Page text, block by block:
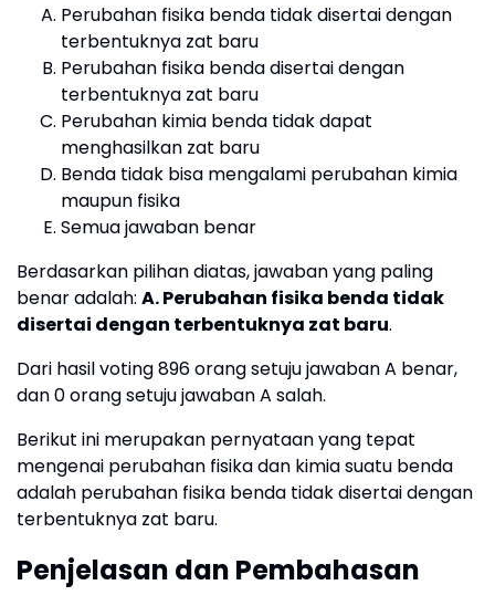
Perubahan fisika benda tidak disertai dengan
terbentuknya zat baru
Perubahan fisika benda disertai dengan
terbentuknya zat baru
Perubahan kimia benda tidak dapat
menghasilkan zat baru
Benda tidak bisa mengalami perubahan kimia
maupun fisika
Semua jawaban benar
Berdasarkan pilihan diatas, jawaban yang paling
benar adalah: A. Perubahan fisika benda tidak
disertai dengan terbentuknya zat baru.
Dari hasil voting 896 orang setuju jawaban A benar,
dan 0 orang setuju jawaban A salah.
Berikut ini merupakan pernyataan yang tepat
mengenai perubahan fisika dan kimia suatu benda
adalah perubahan fisika benda tidak disertai dengan
terbentuknya zat baru.
Penjelasan dan Pembahasan